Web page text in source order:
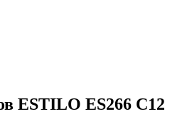
ESTILO ES266 C12